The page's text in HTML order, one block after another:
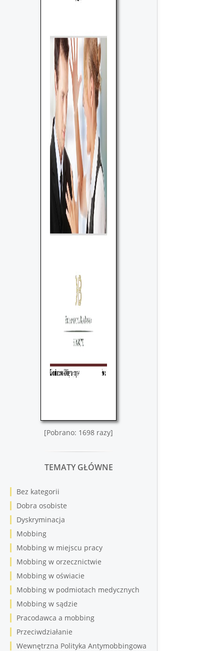
[Pobrano: 1698 razy]
TEMATY GŁÓWNE
Bez kategorii
Dobra osobiste
Dyskryminacja
Mobbing
Mobbing w miejscu pracy
Mobbing w orzecznictwie
Mobbing w oświacie
Mobbing w podmiotach medycznych
Mobbing w sądzie
Pracodawca a mobbing
Przeciwdziałanie
Wewnętrzna Polityka Antymobbingowa